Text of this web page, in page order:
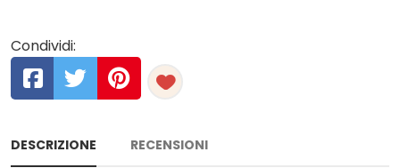
Condividi:
DESCRIZIONE RECENSIONI